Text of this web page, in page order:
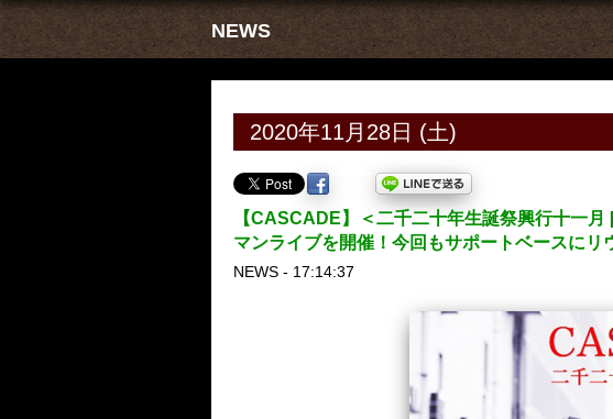
NEWS
2020年11月28日 (土)
【CASCADE】＜二千二十年生誕祭興行十一
マンライブを開催！今回もサポートベースにリ
NEWS - 17:14:37